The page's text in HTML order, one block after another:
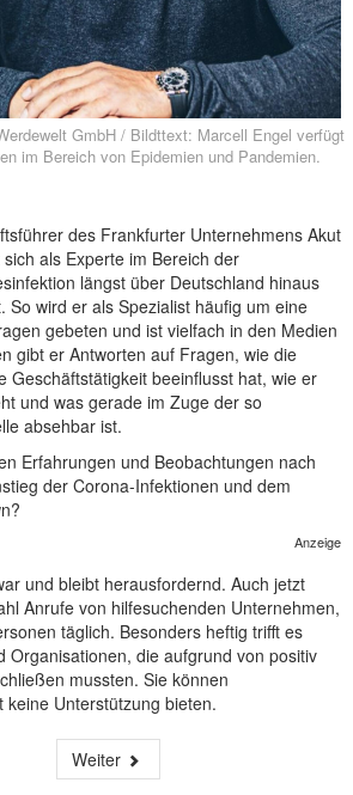
GmbH / Bildttext: Marcell Engel verfügt
im Bereich von Epidemien und Pandemien.
des Frankfurter Unternehmens Akut
als Experte im Bereich der
längst über Deutschland hinaus
So wird er als Spezialist häufig um eine
gebeten und ist vielfach in den Medien
gibt er Antworten auf Fragen, wie die
Geschäftstätigkeit beeinflusst hat, wie er
und was gerade im Zuge der so
absehbar ist.
Erfahrungen und Beobachtungen nach
der Corona-Infektionen und dem
Anzeige
und bleibt herausfordernd. Auch jetzt
Anrufe von hilfesuchenden Unternehmen,
täglich. Besonders heftig trifft es
Organisationen, die aufgrund von positiv
mussten. Sie können
keine Unterstützung bieten.
Weiter